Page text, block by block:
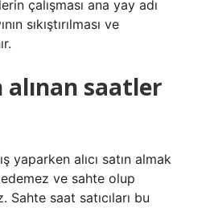
çalışması ana yay adı
sıkıştırılması ve
saatler
yaparken alıcı satın almak
ve sahte olup
Sahte saat satıcıları bu